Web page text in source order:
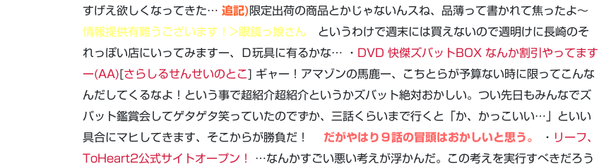
すげえ欲しくなってきた… 追記)限定出荷の商品とかじゃないんスね、品薄って書かれて焦ったよ～
情報提供有難うございます！>眼鏡っ娘さん というわけで週末には買えないので週明けに長崎のそ
れっぽい店にいってみますー、Ｄ玩具に有るかな… ・ DVD 快傑ズバットBOX なんか割引やってます
ー(AA) [さらしるせんせいのとこ] ギャー！アマゾンの馬鹿ー、こちとらが予算ない時に限ってこんな
んだしてくるなよ！という事で超紹介超紹介というかズバット絶対おかしい。つい先日もみんなでズ
バット鑑賞会してゲタゲタ笑っていたのでずか、三話くらいまで行くと「か、かっこいい…」といい
具合にマヒしてきます、そこからが勝負だ！
だがやはり９話の冒頭はおかしいと思う。 ・ リーフ、
ToHeart2公式サイトオープン！
…なんかすごい悪い考えが浮かんだ。この考えを実行すべきだろう